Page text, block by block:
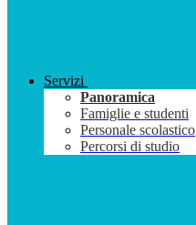
Servizi
Panoramica
Famiglie e studenti
Personale scolastico
Percorsi di studio